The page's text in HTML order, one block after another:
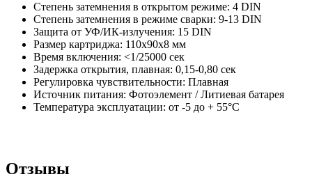
Степень затемнения в открытом режиме: 4 DIN
Степень затемнения в режиме сварки: 9-13 DIN
Защита от УФ/ИК-излучения: 15 DIN
Размер картриджа: 110х90х8 мм
Время включения: <1/25000 сек
Задержка открытия, плавная: 0,15-0,80 сек
Регулировка чувствительности: Плавная
Источник питания: Фотоэлемент / Литиевая батарея
Температура эксплуатации: от -5 до + 55°С
Отзывы